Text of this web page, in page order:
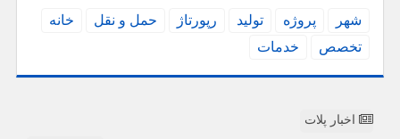
شهر پروژه تولید رپورتاژ حمل و نقل
خانه
تخصص
خدمات
اخبار پلات